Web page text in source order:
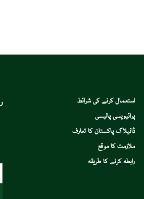
استعمال کرنے کی شرائط
پرائیویسی پالیسی
ڈائیلاگ پاکستان کا تعارف
ملازمت کا موقع
رابطہ کرنے کا طریقہ